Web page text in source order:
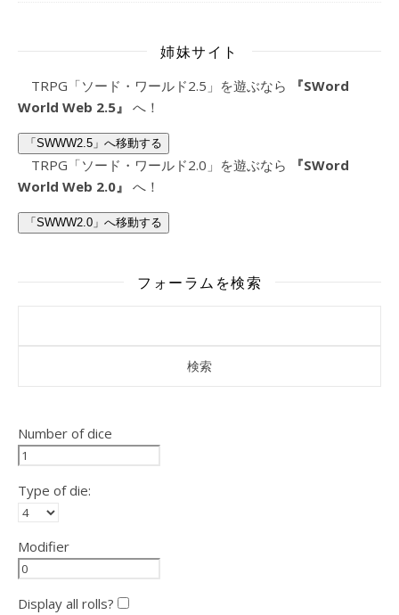
姉妹サイト
TRPG「ソード・ワールド2.5」を遊ぶなら
『SWord
World Web 2.5』 へ！
「SWWW2.5」へ移動する
TRPG「ソード・ワールド2.0」を遊ぶなら
『SWord
World Web 2.0』 へ！
「SWWW2.0」へ移動する
フォーラムを検索
Number of dice
Type of die:
Modifier
Display all rolls?